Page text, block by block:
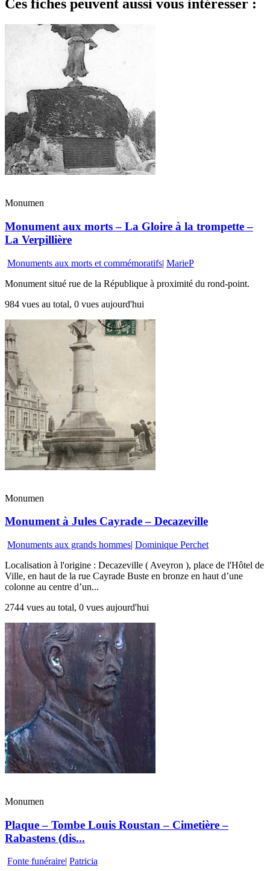
Ces fiches peuvent aussi vous intéresser :
Monumen
Monument aux morts – La Gloire à la trompette –
La Verpillière
Monuments aux morts et commémoratifs| MarieP
Monument situé rue de la République à proximité du rond-point.
984 vues au total, 0 vues aujourd'hui
Monumen
Monument à Jules Cayrade – Decazeville
Monuments aux grands hommes| Dominique Perchet
Localisation à l'origine : Decazeville ( Aveyron ), place de l'Hôtel de
Ville, en haut de la rue Cayrade Buste en bronze en haut d’une
colonne au centre d’un...
2744 vues au total, 0 vues aujourd'hui
Monumen
Plaque – Tombe Louis Roustan – Cimetière –
Rabastens (dis...
Fonte funéraire| Patricia